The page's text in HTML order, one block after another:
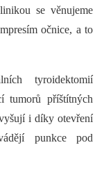
se věnujeme
očnice, a to
tyroidektomií
tumorů příštítných
i díky otevření
punkce pod